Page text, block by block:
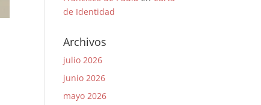
de Identidad
Archivos
julio 2026
junio 2026
mayo 2026